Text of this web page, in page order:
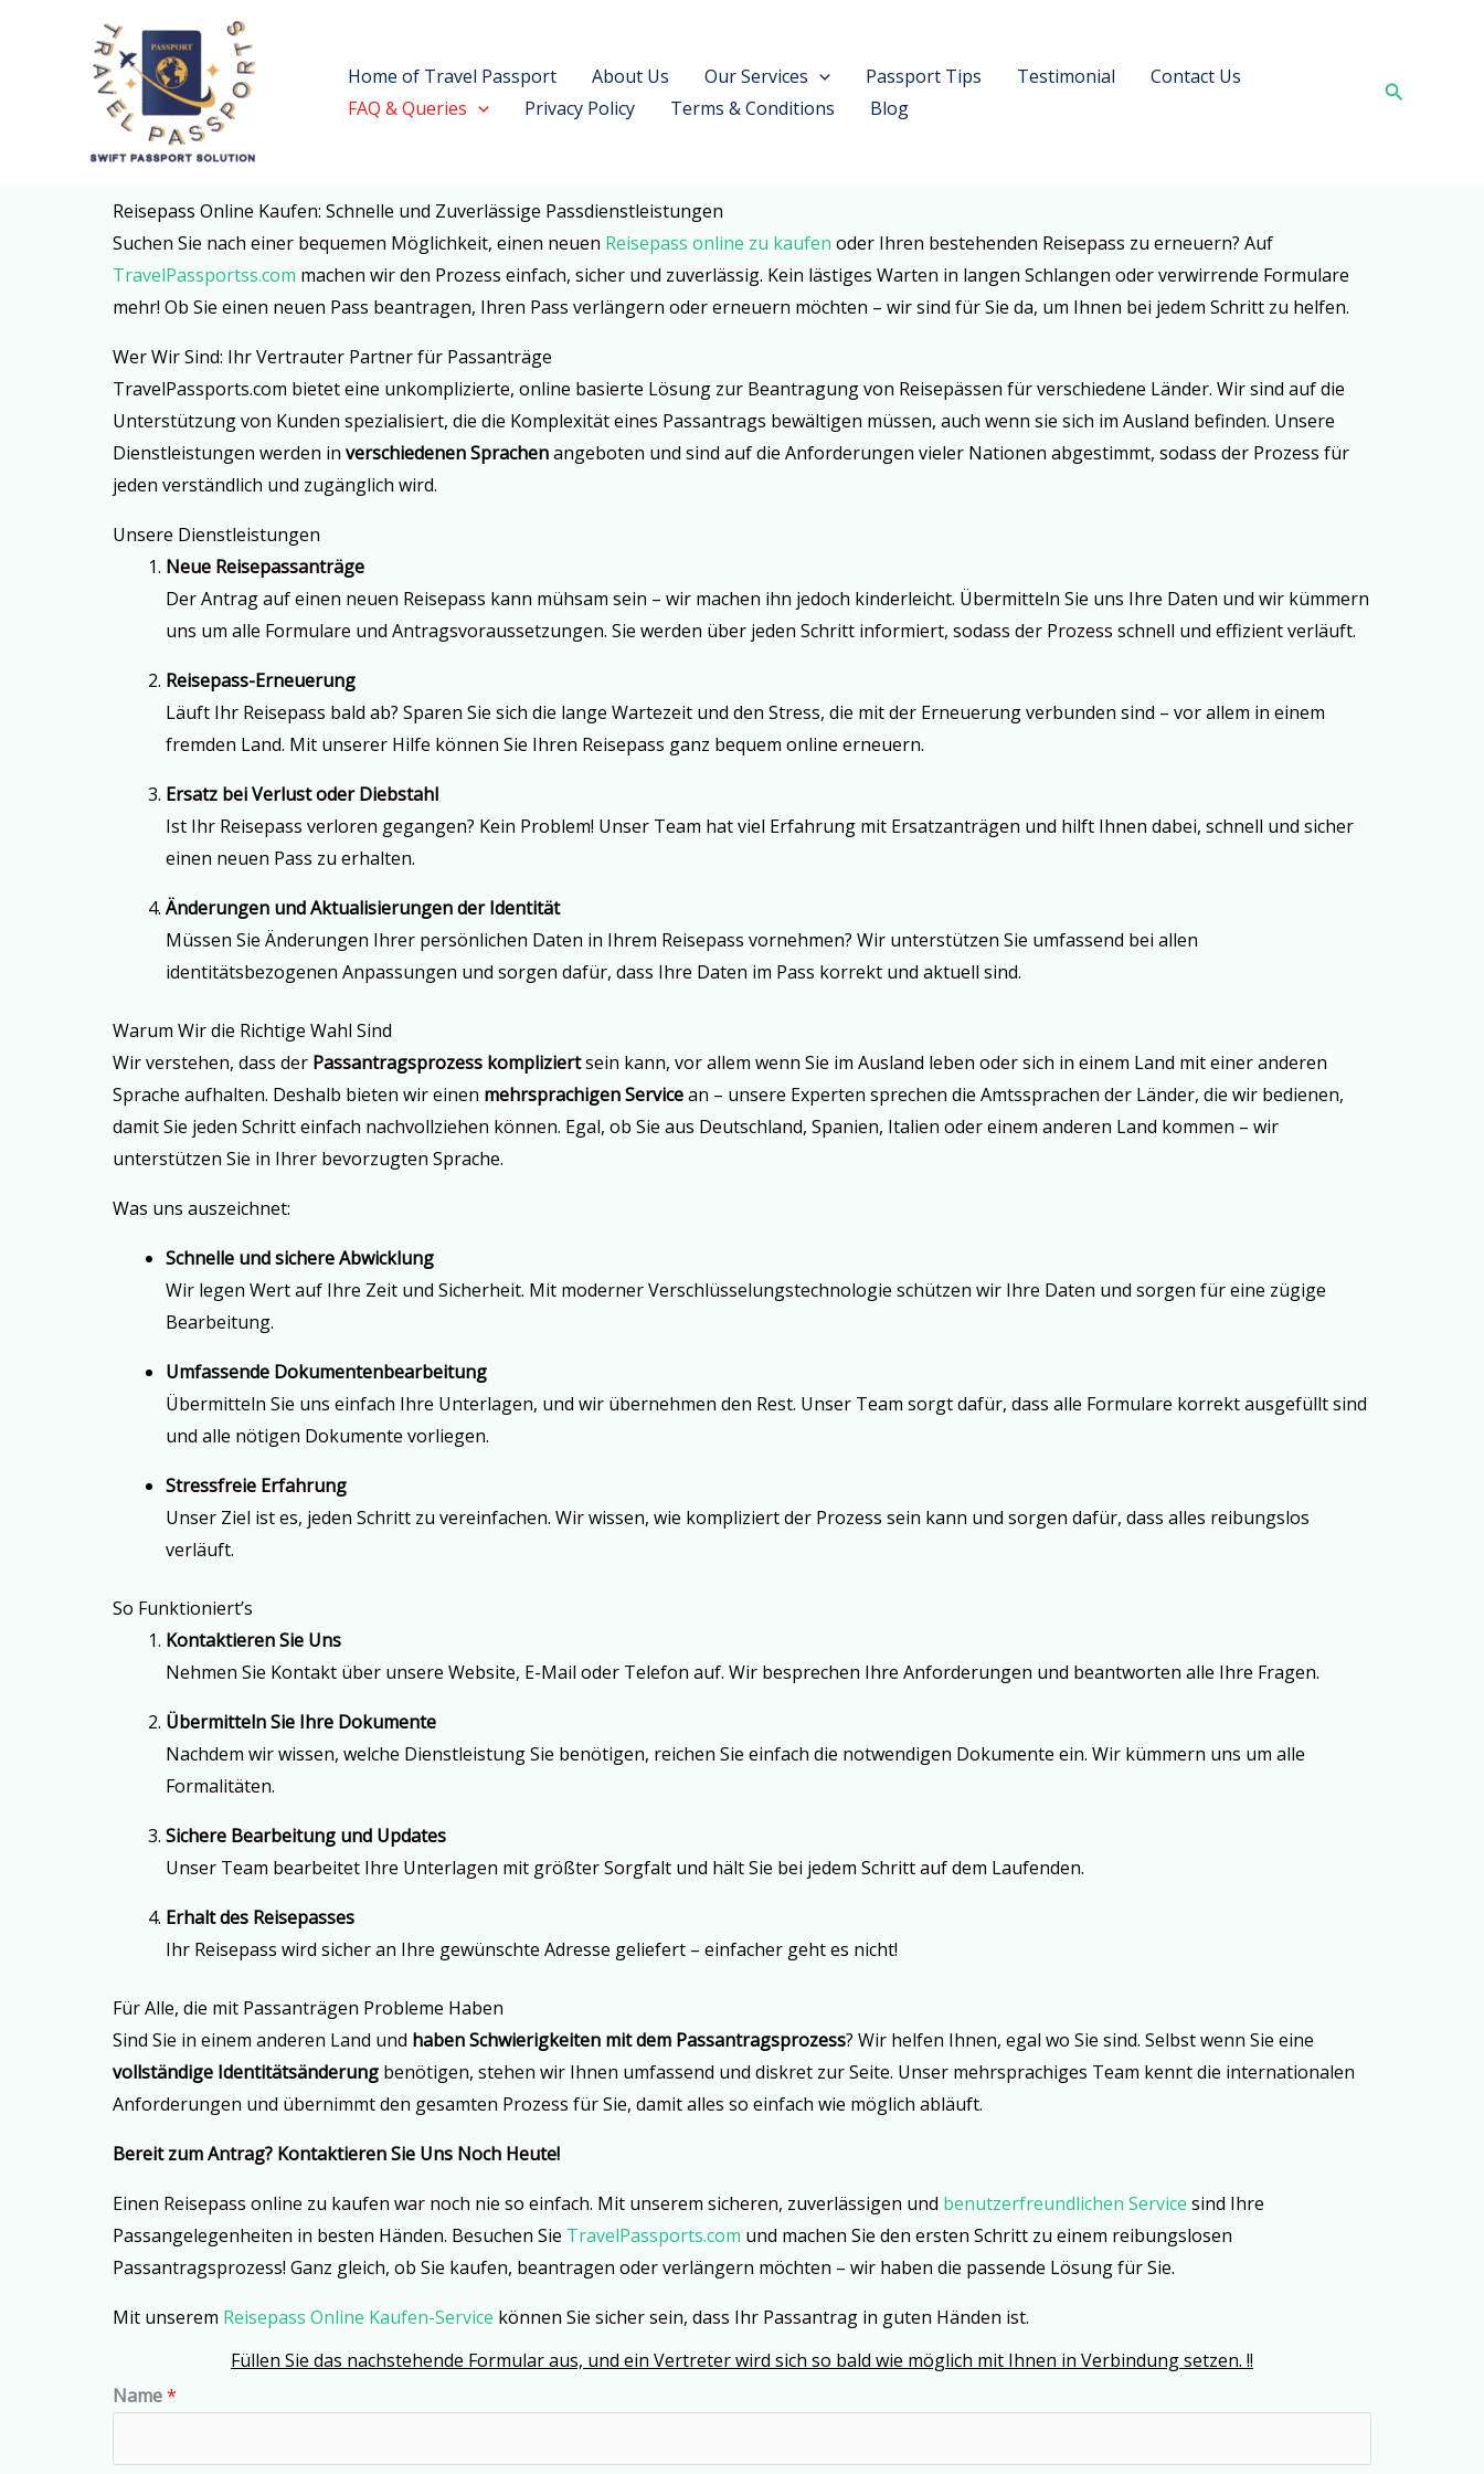
Home of Travel Passport About Us Our Services Passport Tips Testimonial
Contact Us
FAQ & Queries
Privacy Policy Terms & Conditions Blog
Search
Reisepass Online Kaufen: Schnelle und Zuverlässige Passdienstleistungen
Suchen Sie nach einer bequemen Möglichkeit, einen neuen Reisepass online zu kaufen oder Ihren bestehenden Reisepass zu erneuern? Auf
TravelPassportss.com machen wir den Prozess einfach, sicher und zuverlässig. Kein lästiges Warten in langen Schlangen oder verwirrende Formulare
mehr! Ob Sie einen neuen Pass beantragen, Ihren Pass verlängern oder erneuern möchten – wir sind für Sie da, um Ihnen bei jedem Schritt zu helfen.
Wer Wir Sind: Ihr Vertrauter Partner für Passanträge
TravelPassports.com bietet eine unkomplizierte, online basierte Lösung zur Beantragung von Reisepässen für verschiedene Länder. Wir sind auf die
Unterstützung von Kunden spezialisiert, die die Komplexität eines Passantrags bewältigen müssen, auch wenn sie sich im Ausland befinden. Unsere
Dienstleistungen werden in verschiedenen Sprachenangeboten und sind auf die Anforderungen vieler Nationen abgestimmt, sodass der Prozess für
jeden verständlich und zugänglich wird.
Unsere Dienstleistungen
Neue Reisepassanträge
Der Antrag auf einen neuen Reisepass kann mühsam sein – wir machen ihn jedoch kinderleicht. Übermitteln Sie uns Ihre Daten und wir kümmern
uns um alle Formulare und Antragsvoraussetzungen. Sie werden über jeden Schritt informiert, sodass der Prozess schnell und effizient verläuft.
Reisepass-Erneuerung
Läuft Ihr Reisepass bald ab? Sparen Sie sich die lange Wartezeit und den Stress, die mit der Erneuerung verbunden sind – vor allem in einem
fremden Land. Mit unserer Hilfe können Sie Ihren Reisepass ganz bequem online erneuern.
Ersatz bei Verlust oder Diebstahl
Ist Ihr Reisepass verloren gegangen? Kein Problem! Unser Team hat viel Erfahrung mit Ersatzanträgen und hilft Ihnen dabei, schnell und sicher
einen neuen Pass zu erhalten.
Änderungen und Aktualisierungen der Identität
Müssen Sie Änderungen Ihrer persönlichen Daten in Ihrem Reisepass vornehmen? Wir unterstützen Sie umfassend bei allen
identitätsbezogenen Anpassungen und sorgen dafür, dass Ihre Daten im Pass korrekt und aktuell sind.
Warum Wir die Richtige Wahl Sind
Wir verstehen, dass der Passantragsprozess kompliziertsein kann, vor allem wenn Sie im Ausland leben oder sich in einem Land mit einer anderen
Sprache aufhalten. Deshalb bieten wir einen mehrsprachigen Servicean – unsere Experten sprechen die Amtssprachen der Länder, die wir bedienen,
damit Sie jeden Schritt einfach nachvollziehen können. Egal, ob Sie aus Deutschland, Spanien, Italien oder einem anderen Land kommen – wir
unterstützen Sie in Ihrer bevorzugten Sprache.
Was uns auszeichnet:
Schnelle und sichere Abwicklung
Wir legen Wert auf Ihre Zeit und Sicherheit. Mit moderner Verschlüsselungstechnologie schützen wir Ihre Daten und sorgen für eine zügige
Bearbeitung.
Umfassende Dokumentenbearbeitung
Übermitteln Sie uns einfach Ihre Unterlagen, und wir übernehmen den Rest. Unser Team sorgt dafür, dass alle Formulare korrekt ausgefüllt sind
und alle nötigen Dokumente vorliegen.
Stressfreie Erfahrung
Unser Ziel ist es, jeden Schritt zu vereinfachen. Wir wissen, wie kompliziert der Prozess sein kann und sorgen dafür, dass alles reibungslos
verläuft.
So Funktioniert’s
Kontaktieren Sie Uns
Nehmen Sie Kontakt über unsere Website, E-Mail oder Telefon auf. Wir besprechen Ihre Anforderungen und beantworten alle Ihre Fragen.
Übermitteln Sie Ihre Dokumente
Nachdem wir wissen, welche Dienstleistung Sie benötigen, reichen Sie einfach die notwendigen Dokumente ein. Wir kümmern uns um alle
Formalitäten.
Sichere Bearbeitung und Updates
Unser Team bearbeitet Ihre Unterlagen mit größter Sorgfalt und hält Sie bei jedem Schritt auf dem Laufenden.
Erhalt des Reisepasses
Ihr Reisepass wird sicher an Ihre gewünschte Adresse geliefert – einfacher geht es nicht!
Für Alle, die mit Passanträgen Probleme Haben
Sind Sie in einem anderen Land und haben Schwierigkeiten mit dem Passantragsprozess? Wir helfen Ihnen, egal wo Sie sind. Selbst wenn Sie eine
vollständige Identitätsänderung benötigen, stehen wir Ihnen umfassend und diskret zur Seite. Unser mehrsprachiges Team kennt die internationalen
Anforderungen und übernimmt den gesamten Prozess für Sie, damit alles so einfach wie möglich abläuft.
Bereit zum Antrag? Kontaktieren Sie Uns Noch Heute!
Einen Reisepass online zu kaufen war noch nie so einfach. Mit unserem sicheren, zuverlässigen und benutzerfreundlichen Service sind Ihre
Passangelegenheiten in besten Händen. Besuchen Sie TravelPassports.com und machen Sie den ersten Schritt zu einem reibungslosen
Passantragsprozess! Ganz gleich, ob Sie kaufen, beantragen oder verlängern möchten – wir haben die passende Lösung für Sie.
Mit unserem Reisepass Online Kaufen-Service können Sie sicher sein, dass Ihr Passantrag in guten Händen ist.
Füllen Sie das nachstehende Formular aus, und ein Vertreter wird sich so bald wie möglich mit Ihnen in Verbindung setzen. !!
Name*